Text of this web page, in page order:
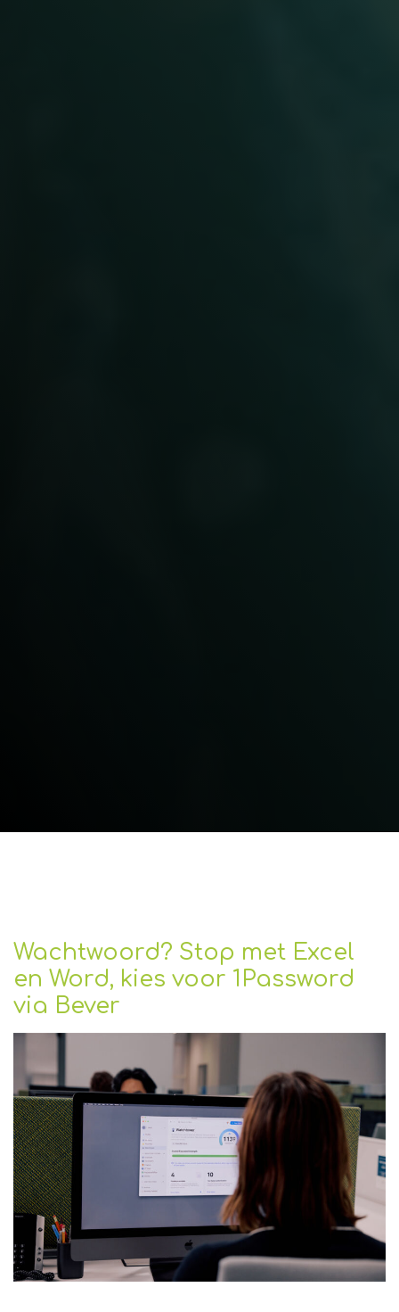
Wachtwoord? Stop met Excel
en Word, kies voor 1Password
via Bever